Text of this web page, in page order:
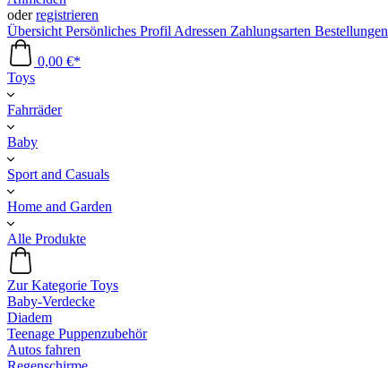
oderregistrieren
Übersicht Persönliches Profil Adressen Zahlungsarten Bestellungen
0,00 €*
Toys
Fahrräder
Baby
Sport and Casuals
Home and Garden
Alle Produkte
Zur Kategorie Toys
Baby-Verdecke
Diadem
Teenage Puppenzubehör
Autos fahren